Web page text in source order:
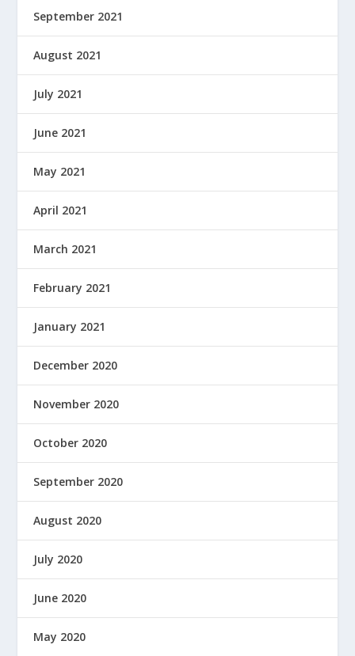
September 2021
August 2021
July 2021
June 2021
May 2021
April 2021
March 2021
February 2021
January 2021
December 2020
November 2020
October 2020
September 2020
August 2020
July 2020
June 2020
May 2020